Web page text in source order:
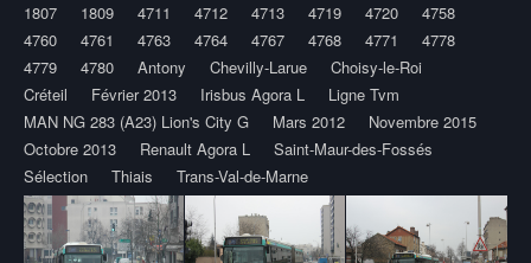
1807
1809 4711 4712 4713 4719 4720
4758
4760
4761 4763 4764 4767 4768 4771
4778
4779
4780 Antony Chevilly-Larue
Choisy-le-Roi
Créteil
Février 2013 Irisbus Agora L
Ligne Tvm
MAN NG 283 (A23) Lion's City G
Mars 2012
Novembre 2015
Octobre 2013
Renault Agora L
Saint-Maur-des-Fossés
Sélection
Thiais Trans-Val-de-Marne